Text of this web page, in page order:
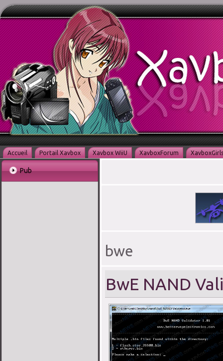
Accueil Portail Xavbox Xavbox WiiU XavboxForum XavboxGirls
Pub
bwe
BwE NAND